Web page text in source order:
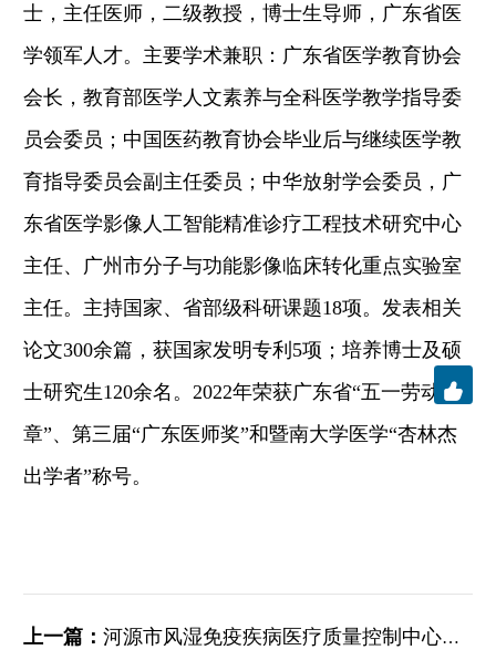
士，主任医师，二级教授，博士生导师，广东省医
学领军人才。主要学术兼职：广东省医学教育协会
会长，教育部医学人文素养与全科医学教学指导委
员会委员；中国医药教育协会毕业后与继续医学教
育指导委员会副主任委员；中华放射学会委员，广
东省医学影像人工智能精准诊疗工程技术研究中心
主任、广州市分子与功能影像临床转化重点实验室
主任。主持国家、省部级科研课题18项。发表相关
论文300余篇，获国家发明专利 5项；培养博士及硕
士研究生120余名。 2022年荣获广东省“五一劳动奖
章”、第三届“广东医师奖”和暨南大学医学“杏林杰
出学者”称号。
上一篇： 河源市风湿免疫疾病医疗质量控制中心成立，助力专业发...
